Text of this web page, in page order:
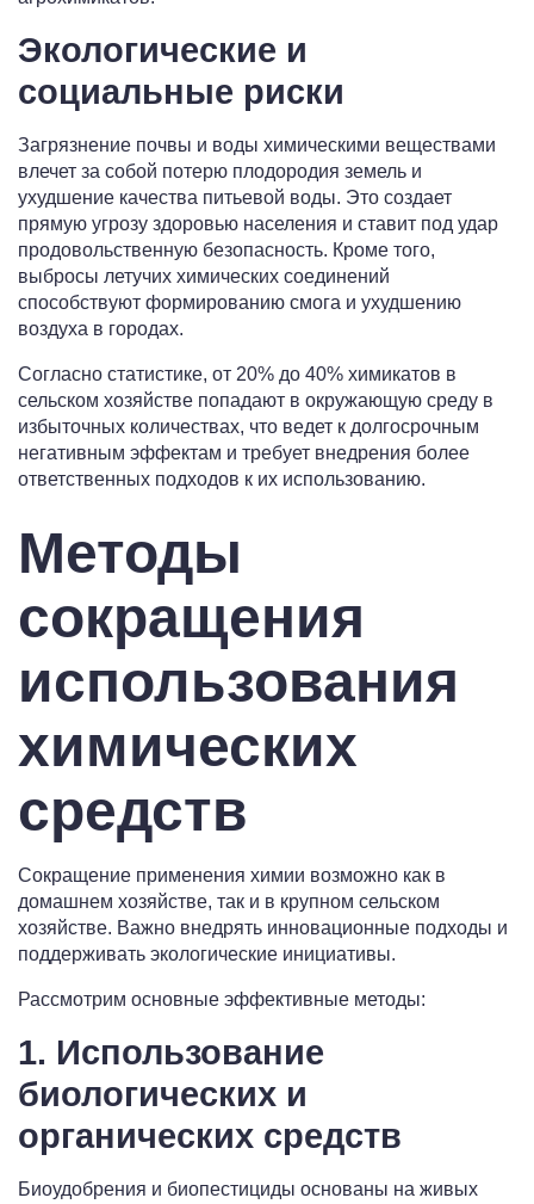
Экологические и
социальные риски
Загрязнение почвы и воды химическими веществами
влечет за собой потерю плодородия земель и
ухудшение качества питьевой воды. Это создает
прямую угрозу здоровью населения и ставит под удар
продовольственную безопасность. Кроме того,
выбросы летучих химических соединений
способствуют формированию смога и ухудшению
воздуха в городах.
Согласно статистике, от 20% до 40% химикатов в
сельском хозяйстве попадают в окружающую среду в
избыточных количествах, что ведет к долгосрочным
негативным эффектам и требует внедрения более
ответственных подходов к их использованию.
Методы
сокращения
использования
химических
средств
Сокращение применения химии возможно как в
домашнем хозяйстве, так и в крупном сельском
хозяйстве. Важно внедрять инновационные подходы и
поддерживать экологические инициативы.
Рассмотрим основные эффективные методы:
1. Использование
биологических и
органических средств
Биоудобрения и биопестициды основаны на живых